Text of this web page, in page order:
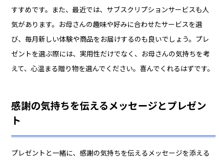
すすめです。また、最近では、サブスクリプションサービスも人
気があります。お母さんの趣味や好みに合わせたサービスを選
び、毎月新しい体験や商品をお届けするのも良いでしょう。プレ
ゼントを選ぶ際には、実用性だけでなく、お母さんの気持ちを考
えて、心温まる贈り物を選んでください。喜んでくれるはずです。
感謝の気持ちを伝えるメッセージとプレゼン
ト
プレゼントと一緒に、感謝の気持ちを伝えるメッセージを添える